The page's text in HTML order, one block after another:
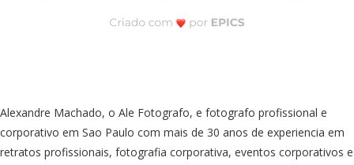
Alexandre Machado, o Ale Fotografo, e fotografo profissional e
corporativo em Sao Paulo com mais de 30 anos de experiencia em
retratos profissionais, fotografia corporativa, eventos corporativos e